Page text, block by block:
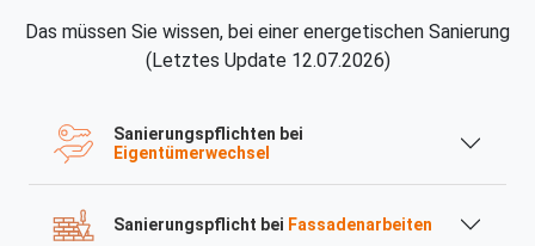
Das müssen Sie wissen, bei einer energetischen Sanierung
(Letztes Update 12.07.2026)
Sanierungspflichten bei
Eigentümerwechsel
Sanierungspflicht bei Fassadenarbeiten